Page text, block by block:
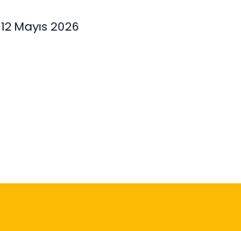
12 Mayıs 2026